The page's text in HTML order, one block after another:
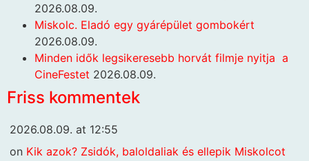
2026.08.09.
Miskolc. Eladó egy gyárépület gombokért
2026.08.09.
Minden idők legsikeresebb horvát filmje nyitja a
CineFestet 2026.08.09.
Friss kommentek
2026.08.09. at 12:55
on Kik azok? Zsidók, baloldaliak és ellepik Miskolcot